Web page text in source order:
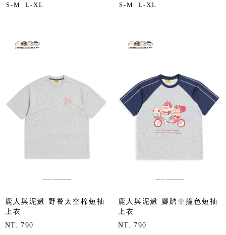
S-M L-XL S-M L-XL
鹿人與泥鰍 野餐太空棉短袖
上衣
NT. 790
鹿人與泥鰍 腳踏車撞色短袖
上衣
NT. 790